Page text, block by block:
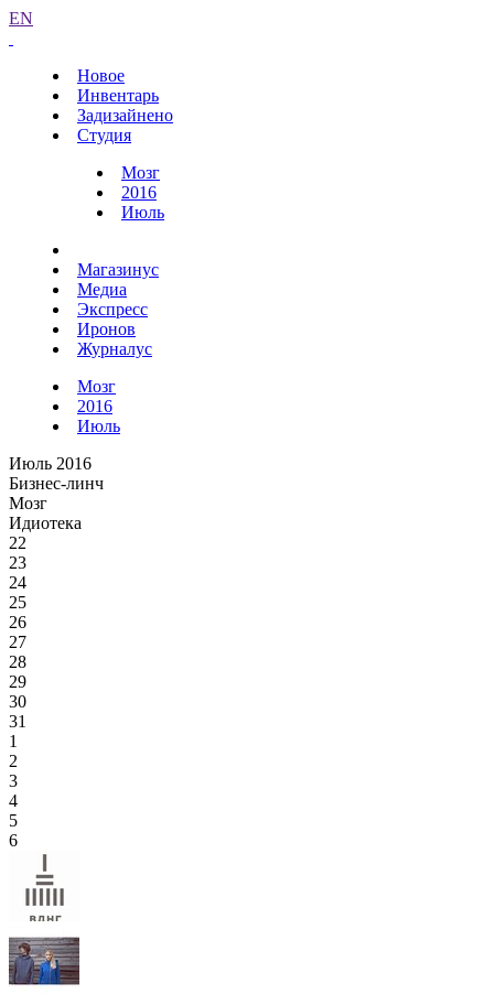
EN
Новое
Инвентарь
Задизайнено
Студия
Мозг
2016
Июль
Магазинус
Медиа
Экспресс
Иронов
Журналус
Мозг
2016
Июль
Июль 2016
Бизнес-линч
Мозг
Идиотека
22
23
24
25
26
27
28
29
30
31
1
2
3
4
5
6